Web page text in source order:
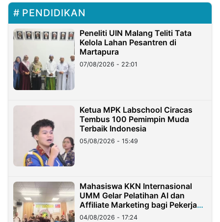
PENDIDIKAN
Peneliti UIN Malang Teliti Tata
Kelola Lahan Pesantren di
Martapura
07/08/2026 - 22:01
Ketua MPK Labschool Ciracas
Tembus 100 Pemimpin Muda
Terbaik Indonesia
05/08/2026 - 15:49
Mahasiswa KKN Internasional
UMM Gelar Pelatihan AI dan
Affiliate Marketing bagi Pekerja
Migran Indonesia di Taiwan
04/08/2026 - 17:24